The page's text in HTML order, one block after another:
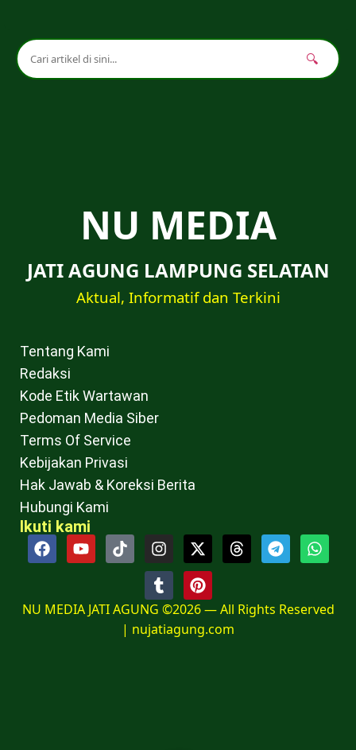
🔍
NU MEDIA
JATI AGUNG LAMPUNG SELATAN
Aktual, Informatif dan Terkini
Tentang Kami
Redaksi
Kode Etik Wartawan
Pedoman Media Siber
Terms Of Service
Kebijakan Privasi
Hak Jawab & Koreksi Berita
Hubungi Kami
Ikuti kami
NU MEDIA JATI AGUNG ©2026 — All Rights Reserved
| nujatiagung.com